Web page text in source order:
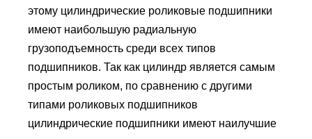
этому цилиндрические роликовые подшипники
имеют наибольшую радиальную
грузоподъемность среди всех типов
подшипников. Так как цилиндр является самым
простым роликом, по сравнению с другими
типами роликовых подшипников
цилиндрические подшипники имеют наилучшие